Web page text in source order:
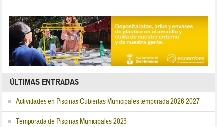
ÚLTIMAS ENTRADAS
Actividades en Piscinas Cubiertas Municipales temporada 2026-2027
Temporada de Piscinas Municipales 2026